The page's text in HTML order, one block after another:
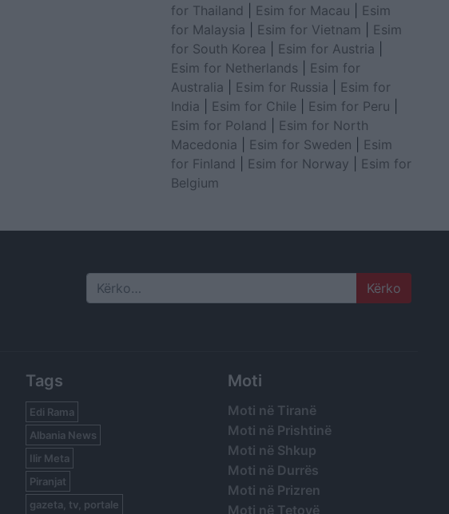
for Thailand
Esim for Macau
Esim
for Malaysia
Esim for Vietnam
Esim
for South Korea
Esim for Austria
Esim for Netherlands
Esim for
Australia
Esim for Russia
Esim for
India
Esim for Chile Esim for Peru
Esim for Poland
Esim for North
Macedonia
Esim for Sweden
Esim
for Finland
Esim for Norway
Esim for
Belgium
Search
Tags
Edi Rama
Albania News
Ilir Meta
Piranjat
gazeta, tv, portale
Moti
Moti në Tiranë
Moti në Prishtinë
Moti në Shkup
Moti në Durrës
Moti në Prizren
Moti në Tetovë